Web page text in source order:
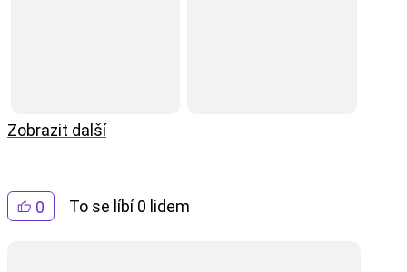
0 To se líbí 0 lidem
Zobrazit další